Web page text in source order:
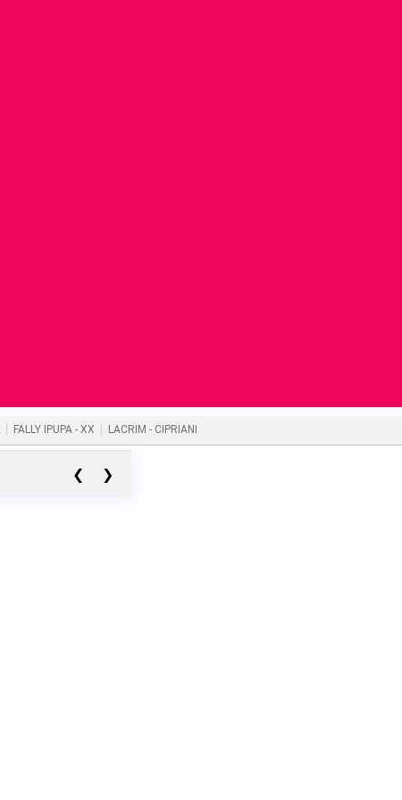
FALLY IPUPA - XX LACRIM - CIPRIANI
❮ ❯